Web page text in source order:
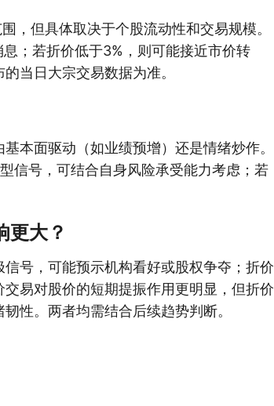
，但具体取决于个股流动性和交易规模。
；若折价低于3%，则可能接近市价转
当日大宗交易数据为准。
本面驱动（如业绩预增）还是情绪炒作。
信号，可结合自身风险承受能力考虑；若
更大？
号，可能预示机构看好或股权争夺；折价
易对股价的短期提振作用更明显，但折价
性。两者均需结合后续趋势判断。